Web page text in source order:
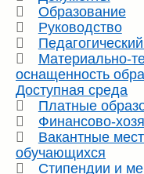
Образование
Руководство
Материально-
оснащенность
Доступная среда
Платные
Финансово-
Вакантные
обучающихся
Стипендии и